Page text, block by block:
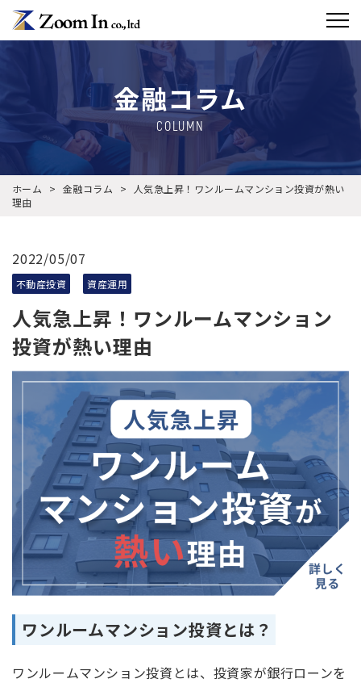
金融コラム
COLUMN
ホーム > 金融コラム >
人気急上昇！ワンルームマンション投資が熱い
理由
2022/05/07
不動産投資 資産運用
人気急上昇！ワンルームマンション
投資が熱い理由
ワンルームマンション投資とは？
ワンルームマンション投資とは、投資家が銀行ローンを